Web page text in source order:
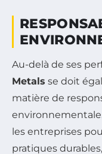
Au-delà de ses
Metals se doit
matière de
les entreprises
pratiques